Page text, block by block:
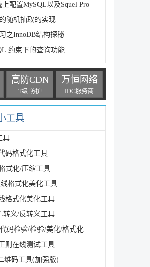
上配置MySQL以及Squel Pro
随机抽取的实现
之InnoDB结构探秘
约束下的查询功能
高防CDN
T级 防护
万恒网络
IDC服务商
工具
具
码格式化工具
式化/压缩工具
格式化美化工具
格式化美化工具
转义/反转义工具
码检验/检验/美化/格式化
则在线测试工具
维码工具(加强版)